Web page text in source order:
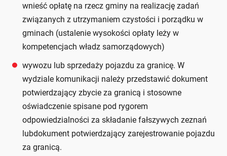
wnieść opłatę na rzecz gminy na realizację zadań
związanych z utrzymaniem czystości i porządku w
gminach (ustalenie wysokości opłaty leży w
kompetencjach władz samorządowych)
wywozu lub sprzedaży pojazdu za granicę. W
wydziale komunikacji należy przedstawić dokument
potwierdzający zbycie za granicą i stosowne
oświadczenie spisane pod rygorem
odpowiedzialności za składanie fałszywych zeznań
lubdokument potwierdzający zarejestrowanie pojazdu
za granicą.